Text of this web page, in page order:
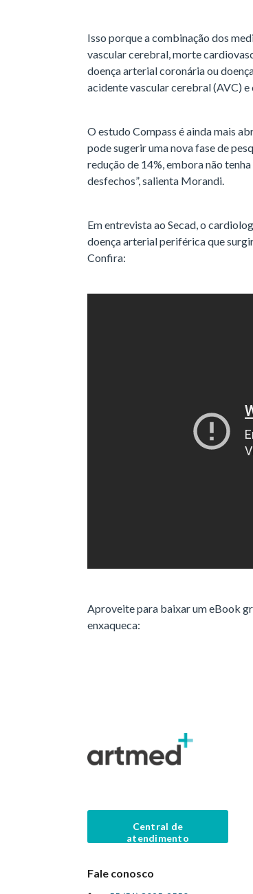
Isso porque a combinação dos
vascular cerebral, morte
doença arterial coronária ou
acidente vascular cerebral (AVC)
O estudo Compass é ainda mais
pode sugerir uma nova fase de
redução de 14%, embora não
desfechos”, salienta Morandi.
Em entrevista ao Secad, o
doença arterial periférica que
Confira:
Aproveite para baixar um eBook
enxaqueca:
Central de
atendimento
Fale conosco